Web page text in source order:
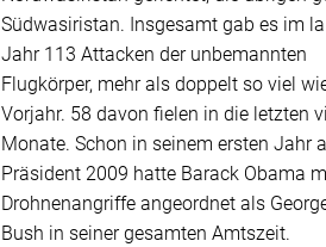
Südwasiristan. Insgesamt gab es im
Jahr 113 Attacken der unbemannten
Flugkörper, mehr als doppelt so viel
Vorjahr. 58 davon fielen in die letzten
Monate. Schon in seinem ersten Jahr
Präsident 2009 hatte Barack Obama
Drohnenangriffe angeordnet als
Bush in seiner gesamten Amtszeit.